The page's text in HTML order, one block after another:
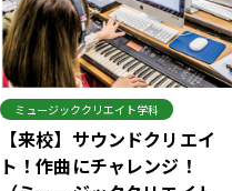
ミュージッククリエイト学科
【来校】サウンドクリエイ
ト！作曲にチャレンジ！